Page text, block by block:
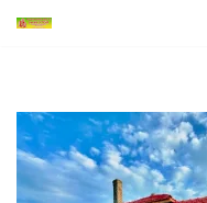
съдържанието